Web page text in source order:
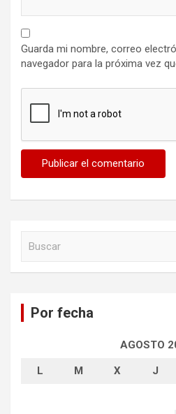
Guarda mi nombre, correo
navegador para la próxima vez
Por fecha
AGOSTO
L M X J